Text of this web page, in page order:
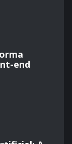
end